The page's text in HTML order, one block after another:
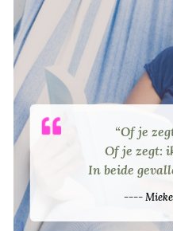
“Of je
Of je zegt:
In beide
----